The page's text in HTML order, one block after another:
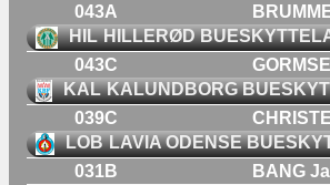
043A
HIL HILLERØD
043C
KAL KALUNDBORG
039C
LOB LAVIA ODENSE
031B
BANG